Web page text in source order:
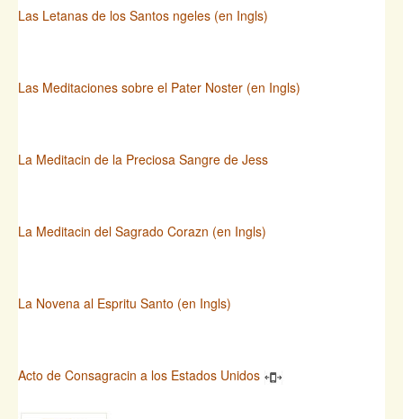
Las Letanas de los Santos ngeles (en Ingls)
Las Meditaciones sobre el Pater Noster (en Ingls)
La Meditacin de la Preciosa Sangre de Jess
La Meditacin del Sagrado Corazn (en Ingls)
La Novena al Espritu Santo (en Ingls)
Acto de Consagracin a los Estados Unidos